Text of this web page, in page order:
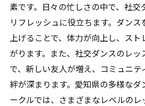
素です。日々の忙しさの中で、社交
リフレッシュに役立ちます。ダンス
上げることで、体力が向上し、スト
がります。また、社交ダンスのレッ
で、新しい友人が増え、コミュニテ
絆が深まります。愛知県の多様なダ
ークルでは、さまざまなレベルの